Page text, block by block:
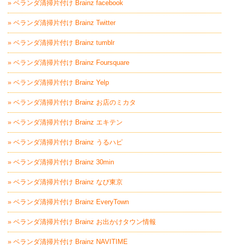
» ベランダ清掃片付け Brainz facebook
» ベランダ清掃片付け Brainz Twitter
» ベランダ清掃片付け Brainz tumblr
» ベランダ清掃片付け Brainz Foursquare
» ベランダ清掃片付け Brainz Yelp
» ベランダ清掃片付け Brainz お店のミカタ
» ベランダ清掃片付け Brainz エキテン
» ベランダ清掃片付け Brainz うるハピ
» ベランダ清掃片付け Brainz 30min
» ベランダ清掃片付け Brainz なび東京
» ベランダ清掃片付け Brainz EveryTown
» ベランダ清掃片付け Brainz お出かけタウン情報
» ベランダ清掃片付け Brainz NAVITIME